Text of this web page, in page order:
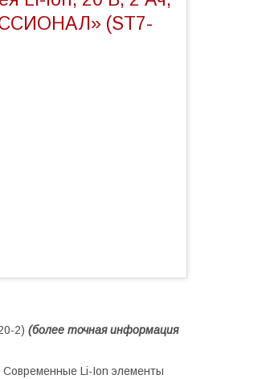
(ST7-
2) (более точная информация
Современные Li-Ion элементы